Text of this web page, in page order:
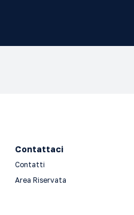
Contattaci
Contatti
Area Riservata